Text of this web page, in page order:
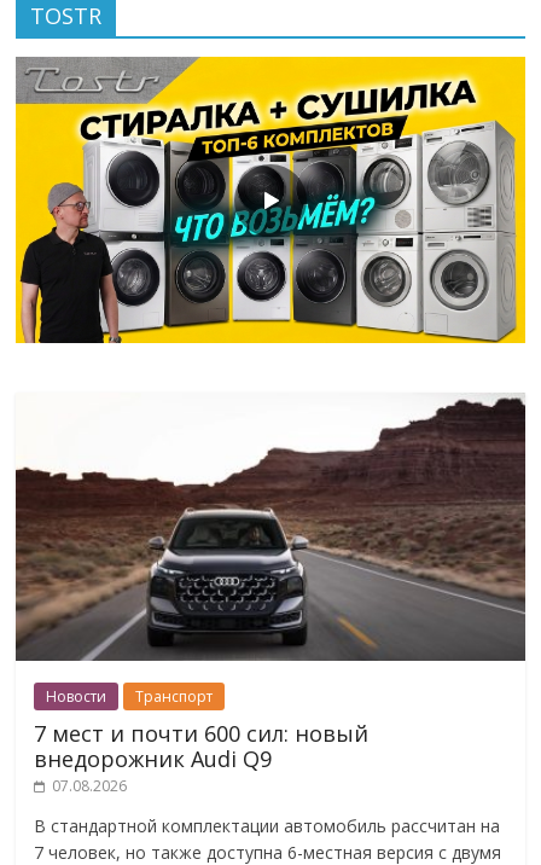
TOSTR
Новости Транспорт
7 мест и почти 600 сил: новый
внедорожник Audi Q9
07.08.2026
В стандартной комплектации автомобиль рассчитан на
7 человек, но также доступна 6-местная версия с двумя